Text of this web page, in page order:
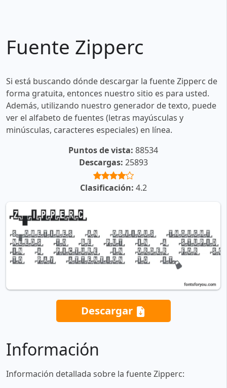
Fuente Zipperc
Si está buscando dónde descargar la fuente Zipperc de
forma gratuita, entonces nuestro sitio es para usted.
Además, utilizando nuestro generador de texto, puede
ver el alfabeto de fuentes (letras mayúsculas y
minúsculas, caracteres especiales) en línea.
Puntos de vista: 88534
Descargas: 25893
Clasificación: 4.2
Descargar
Información
Información detallada sobre la fuente Zipperc: